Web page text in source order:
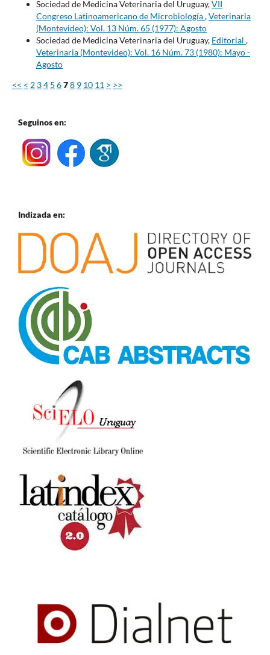
Sociedad de Medicina Veterinaria del Uruguay,VII
Congreso Latinoamericano de Microbiología,Veterinaria
(Montevideo): Vol. 13 Núm. 65 (1977): Agosto
Sociedad de Medicina Veterinaria del Uruguay, Editorial ,
Veterinaria (Montevideo): Vol. 16 Núm. 73 (1980): Mayo -
Agosto
<< < 2 34 5 678 9 10 11 > >>
Seguinos en:
Indizada en: